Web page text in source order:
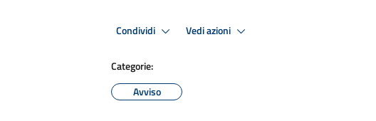
Condividi Vedi azioni
Categorie:
Avviso